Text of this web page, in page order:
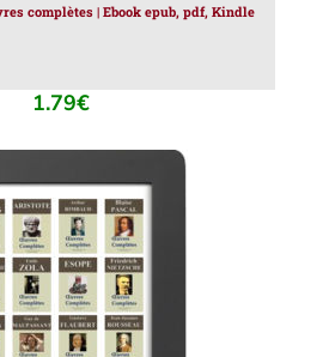
complètes | Ebook epub, pdf, Kindle
1.79€